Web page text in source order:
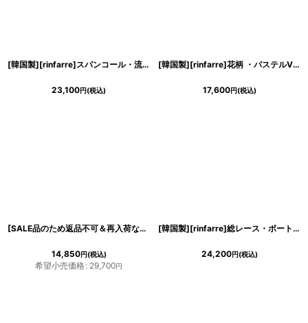
[韓国製][rinfarre]スパンコール・流星ライン・胸元カット・キャミソールマーメイド・ロングドレス[MIRIN着用]《送料＆代引き手数料無料》
23,100円(税込)
[韓国製][rinfarre]花柄 ・パステルVネック・カシュクール・七分袖・マキシ・ロングドレス・ワンピース[MIRIN着用][送料無料]
17,600円(税込)
[SALE品のため返品不可＆再入荷なしの現品限り][ERUKEI]フリルポイント・Vネック・花柄・プリント・切り替え・ノースリーブ・Aライン・ハイウエスト・ロングドレス[山崎みどり・れお着用]《送料＆代引き手数料無料》 mybk
14,850円(税込)
希望小売価格: 29,700円
[韓国製][rinfarre]総レース・ボートネック・ハイウエスト・背中開き・長袖・Aライン・ロングドレス[山崎みどり着用]《送料＆代引き手数料無料》myall
24,200円(税込)